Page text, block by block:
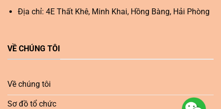
Địa chỉ: 4E Thất Khê, Minh Khai, Hồng Bàng, Hải Phòng
VỀ CHÚNG TÔI
Về chúng tôi
Sơ đồ tổ chức